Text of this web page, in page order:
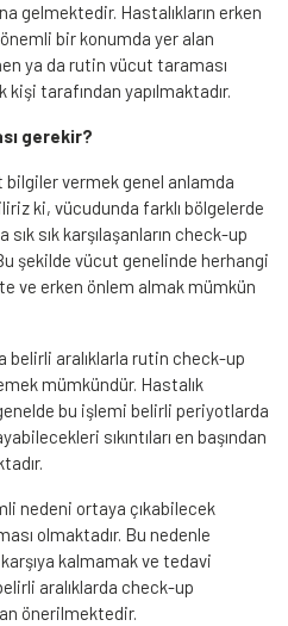
gelmektedir. Hastalıkların erken
bir konumda yer alan
ya da rutin vücut taraması
tarafından yapılmaktadır.
gerekir?
bilgiler vermek genel anlamda
ki, vücudunda farklı bölgelerde
sık karşılaşanların check-up
şekilde vücut genelinde herhangi
ve erken önlem almak mümkün
belirli aralıklarla rutin check-up
mümkündür. Hastalık
bu işlemi belirli periyotlarda
sıkıntıları en başından
nedeni ortaya çıkabilecek
olmaktadır. Bu nedenle
kalmamak ve tedavi
aralıklarda check-up
önerilmektedir.